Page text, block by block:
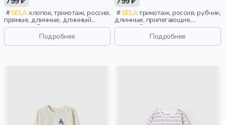
SELAхлопок, трикотаж, россия,
прямые, длинные, длинный
рукав, свободные, принт, вырез,
круглый вырез, повседневный,
мальчики, детиПодробнее
SELAтрикотаж, россия, рубчик,
длинные, прилегающие,
длинный рукав, застежка,
кнопки, манжета, принт, вырез,
круглый вырез, малыши, дети
Подробнее